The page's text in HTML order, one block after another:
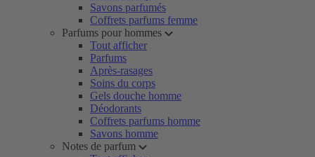
Savons parfumés
Coffrets parfums femme
Parfums pour hommes
Tout afficher
Parfums
Après-rasages
Soins du corps
Gels douche homme
Déodorants
Coffrets parfums homme
Savons homme
Notes de parfum